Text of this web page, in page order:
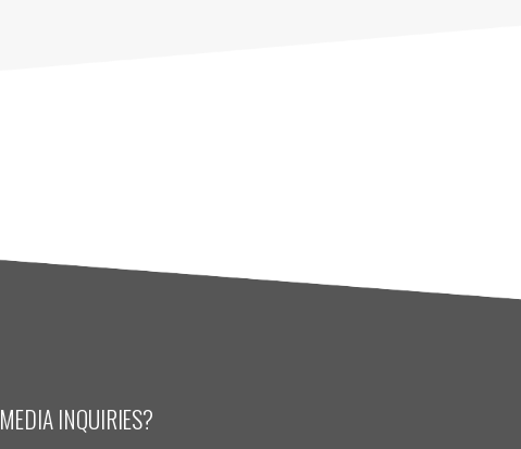
MEDIA INQUIRIES?